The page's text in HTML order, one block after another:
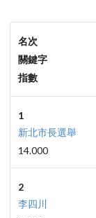
名次
關鍵字
指數
1
新北市長選舉
14.000
2
李四川